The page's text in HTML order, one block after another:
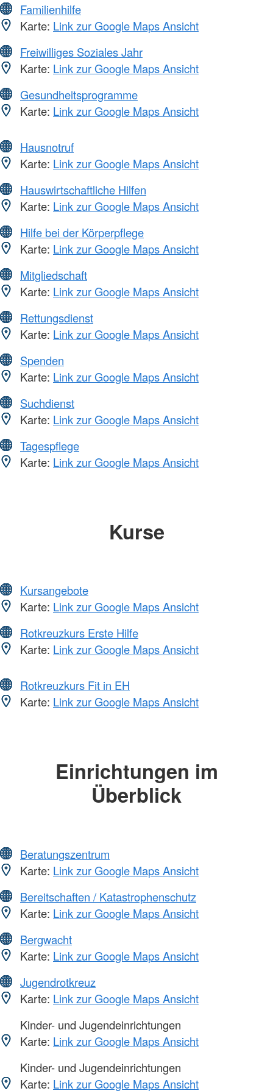
Familienhilfe
Karte: Link zur Google Maps Ansicht
Freiwilliges Soziales Jahr
Karte: Link zur Google Maps Ansicht
Gesundheitsprogramme
Karte: Link zur Google Maps Ansicht
Hausnotruf
Karte: Link zur Google Maps Ansicht
Hauswirtschaftliche Hilfen
Karte: Link zur Google Maps Ansicht
Hilfe bei der Körperpflege
Karte: Link zur Google Maps Ansicht
Mitgliedschaft
Karte: Link zur Google Maps Ansicht
Rettungsdienst
Karte: Link zur Google Maps Ansicht
Spenden
Karte: Link zur Google Maps Ansicht
Suchdienst
Karte: Link zur Google Maps Ansicht
Tagespflege
Karte: Link zur Google Maps Ansicht
Kurse
Kursangebote
Karte: Link zur Google Maps Ansicht
Rotkreuzkurs Erste Hilfe
Karte: Link zur Google Maps Ansicht
Rotkreuzkurs Fit in EH
Karte: Link zur Google Maps Ansicht
Einrichtungen im
Überblick
Beratungszentrum
Karte: Link zur Google Maps Ansicht
Bereitschaften / Katastrophenschutz
Karte: Link zur Google Maps Ansicht
Bergwacht
Karte: Link zur Google Maps Ansicht
Jugendrotkreuz
Karte: Link zur Google Maps Ansicht
Kinder- und Jugendeinrichtungen
Karte: Link zur Google Maps Ansicht
Kinder- und Jugendeinrichtungen
Karte: Link zur Google Maps Ansicht